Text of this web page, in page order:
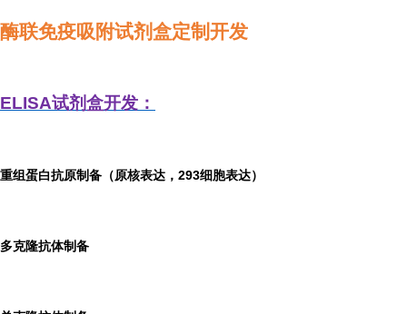
酶联免疫吸附试剂盒定制开发
ELISA试剂盒开发：
重组蛋白抗原制备（原核表达，293细胞表达）
多克隆抗体制备